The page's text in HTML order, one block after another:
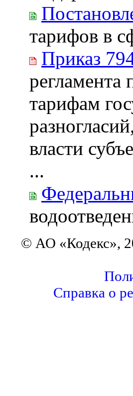
тарифов в
Приказ
регламента
тарифам
власти
...
© АО «Кодекс»,
Справка о